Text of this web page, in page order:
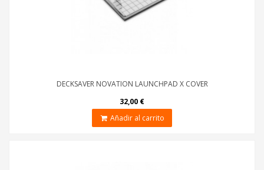
DECKSAVER NOVATION LAUNCHPAD X COVER
32,00 €
Añadir al carrito